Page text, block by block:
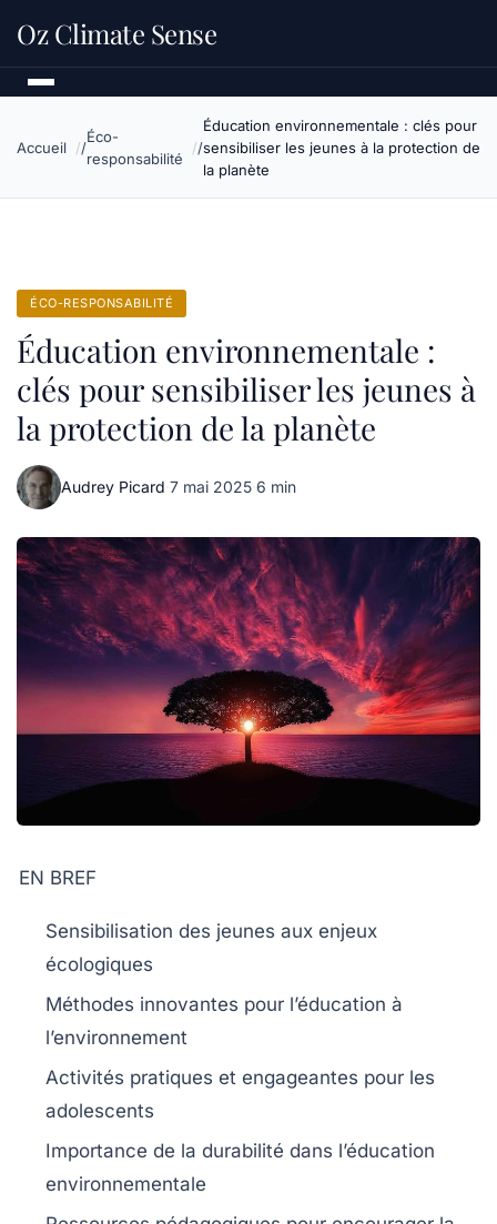
Oz Climate Sense
Accueil
Éco-
responsabilité
Éducation environnementale : clés pour
sensibiliser les jeunes à la protection de
la planète
ÉCO-RESPONSABILITÉ
Éducation environnementale :
clés pour sensibiliser les jeunes à
la protection de la planète
Audrey Picard·7 mai 2025·6 min
EN BREF
Sensibilisation des jeunes aux enjeux
écologiques
Méthodes innovantes pour l’éducation à
l’environnement
Activités pratiques et engageantes pour les
adolescents
Importance de la durabilité dans l’éducation
environnementale